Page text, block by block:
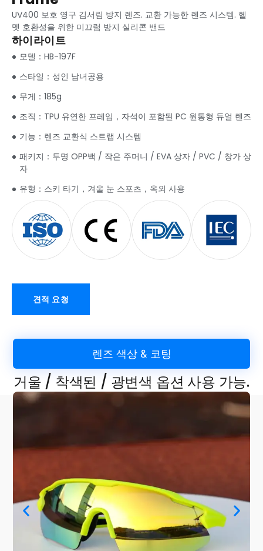
UV400 보호 영구 김서림 방지 렌즈. 교환 가능한 렌즈 시스템. 헬
멧 호환성을 위한 미끄럼 방지 실리콘 밴드
하이라이트
모델： HB-197F
스타일：성인 남녀공용
무게：185g
조직：TPU 유연한 프레임，자석이 포함된 PC 원통형 듀얼 렌즈
기능：렌즈 교환식 스트랩 시스템
패키지：투명 OPP백 / 작은 주머니 / EVA 상자 / PVC / 창가 상
자
유형：스키 타기，겨울 눈 스포츠，옥외 사용
견적 요청
렌즈 색상 & 코팅
거울 / 착색된 / 광변색 옵션 사용 가능.